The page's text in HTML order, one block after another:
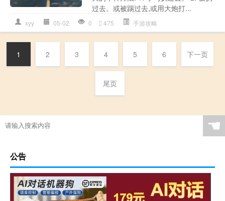
过去。或被踢过去,或用大炮打...
xyy 05-02 0 475 手游攻略
1 2 3 4 5 6 下一页
尾页
☚
公告